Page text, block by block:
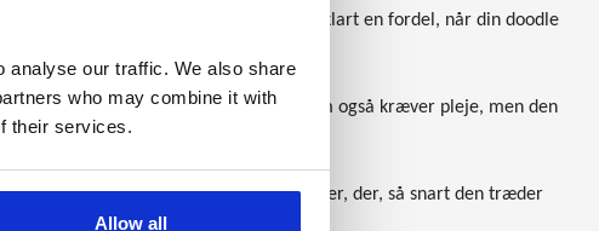
analyse our traffic. We also share
who may combine it with
their services.
Allow all
nemt ved at lære nye ting. Og det er klart en fordel, når din doodle
Nok har en doodle meget pels, som også kræver pleje, men den
allergivenlige end andre typer hunde.
Du får en hund med skønne egenskaber, der, så snart den træder